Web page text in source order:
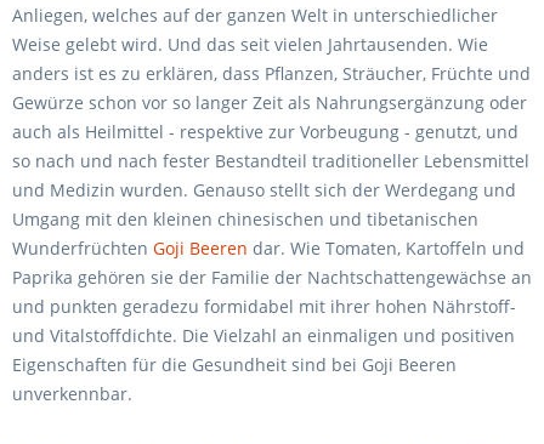
Anliegen, welches auf der ganzen Welt in unterschiedlicher
Weise gelebt wird. Und das seit vielen Jahrtausenden. Wie
anders ist es zu erklären, dass Pflanzen, Sträucher, Früchte und
Gewürze schon vor so langer Zeit als Nahrungsergänzung oder
auch als Heilmittel - respektive zur Vorbeugung - genutzt, und
so nach und nach fester Bestandteil traditioneller Lebensmittel
und Medizin wurden. Genauso stellt sich der Werdegang und
Umgang mit den kleinen chinesischen und tibetanischen
Wunderfrüchten Goji Beeren dar. Wie Tomaten, Kartoffeln und
Paprika gehören sie der Familie der Nachtschattengewächse an
und punkten geradezu formidabel mit ihrer hohen Nährstoff-
und Vitalstoffdichte. Die Vielzahl an einmaligen und positiven
Eigenschaften für die Gesundheit sind bei Goji Beeren
unverkennbar.